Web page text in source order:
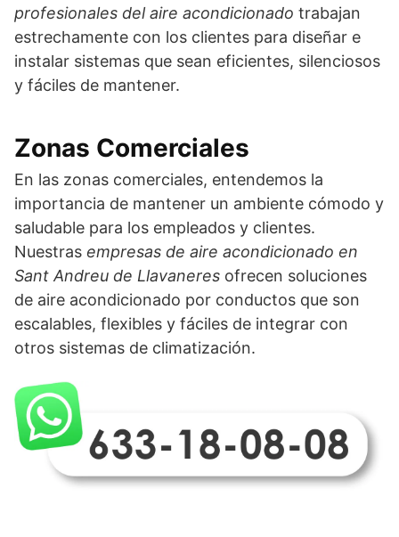
profesionales del aire acondicionado trabajan
estrechamente con los clientes para diseñar e
instalar sistemas que sean eficientes, silenciosos
y fáciles de mantener.
Zonas Comerciales
En las zonas comerciales, entendemos la
importancia de mantener un ambiente cómodo y
saludable para los empleados y clientes.
Nuestras empresas de aire acondicionado en
Sant Andreu de Llavaneres ofrecen soluciones
de aire acondicionado por conductos que son
escalables, flexibles y fáciles de integrar con
otros sistemas de climatización.